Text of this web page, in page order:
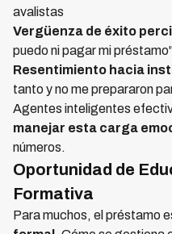
avalistas
Vergüenza de éxito
puedo ni pagar mi
Resentimiento hacia
tanto y no me prepararon
Agentes inteligentes
manejar esta carga
números.
Oportunidad de
Formativa
Para muchos, el préstamo